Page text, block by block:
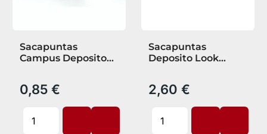
Sacapuntas
Campus Deposito
0,85 €
Sacapuntas
Deposito Look
2,60 €